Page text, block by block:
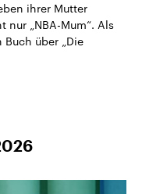
ihrer Mutter
nur „NBA-Mum“. Als
über „Die